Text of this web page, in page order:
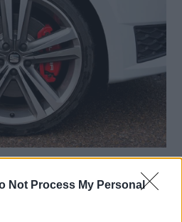
Not Process My Personal